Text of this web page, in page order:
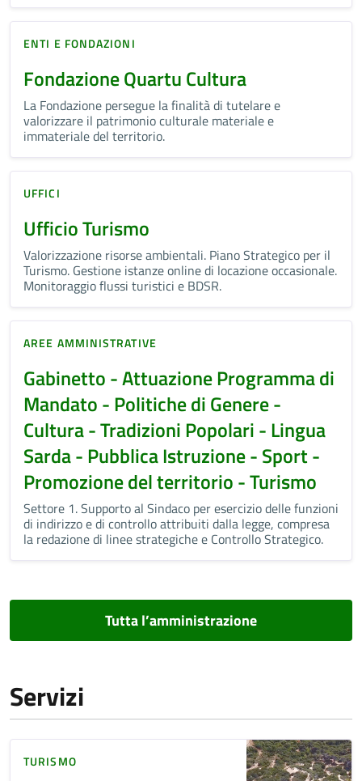
ENTI E FONDAZIONI
Fondazione Quartu Cultura
La Fondazione persegue la finalità di tutelare e
valorizzare il patrimonio culturale materiale e
immateriale del territorio.
UFFICI
Ufficio Turismo
Valorizzazione risorse ambientali. Piano Strategico per il
Turismo. Gestione istanze online di locazione occasionale.
Monitoraggio flussi turistici e BDSR.
AREE AMMINISTRATIVE
Gabinetto - Attuazione Programma di
Mandato - Politiche di Genere -
Cultura - Tradizioni Popolari - Lingua
Sarda - Pubblica Istruzione - Sport -
Promozione del territorio - Turismo
Settore 1. Supporto al Sindaco per esercizio delle funzioni
di indirizzo e di controllo attribuiti dalla legge, compresa
la redazione di linee strategiche e Controllo Strategico.
Tutta l’amministrazione
Servizi
TURISMO